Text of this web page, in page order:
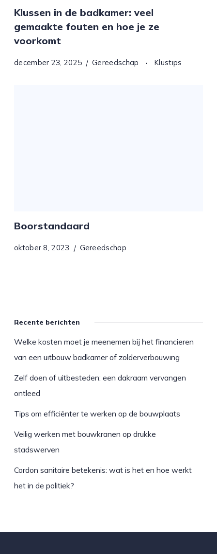
Klussen in de badkamer: veel
gemaakte fouten en hoe je ze
voorkomt
december 23, 2025 Gereedschap Klustips
Boorstandaard
oktober 8, 2023 Gereedschap
Recente berichten
Welke kosten moet je meenemen bij het financieren
van een uitbouw badkamer of zolderverbouwing
Zelf doen of uitbesteden: een dakraam vervangen
ontleed
Tips om efficiënter te werken op de bouwplaats
Veilig werken met bouwkranen op drukke
stadswerven
Cordon sanitaire betekenis: wat is het en hoe werkt
het in de politiek?